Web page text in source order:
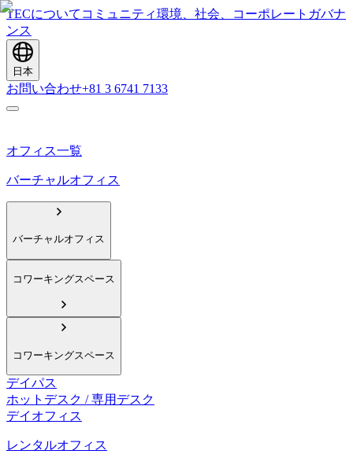
TECについて コミュニティ環境、社会、コーポレートガバナ
ンス
日本
お問い合わせ+81 3 6741 7133
オフィス一覧
バーチャルオフィス
バーチャルオフィス
コワーキングスペース
コワーキングスペース
デイパス
ホットデスク / 専用デスク
デイオフィス
レンタルオフィス